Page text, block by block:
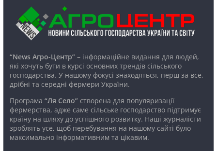
“News Агро-Центр”– інформаційне видання для людей,
які хочуть бути в курсі основних трендів сільського
господарства. У нашому фокусі знаходяться, перш за все,
дрібні та середні фермери України.
Програма “Ля Село”створена для популяризації
фермерства, адже саме сільське господарство підтримує
країну на шляху до успішного розвитку. Наші журналісти
зроблять усе, щоб перебування на нашому сайті було
максимально інформативним та цікавим.